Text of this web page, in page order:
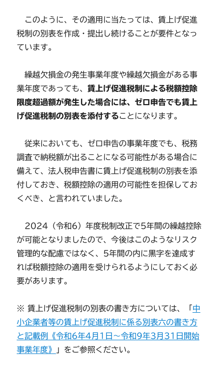
このように、その適用に当たっては、賃上げ促進
税制の別表を作成・提出し続けることが要件となっ
ています。
繰越欠損金の発生事業年度や繰越欠損金がある事
業年度であっても、賃上げ促進税制による税額控除
限度超過額が発生した場合には、ゼロ申告でも賃上
げ促進税制の別表を添付することになります。
従来においても、ゼロ申告の事業年度でも、税務
調査で納税額が出ることになる可能性がある場合に
備えて、法人税申告書に賃上げ促進税制の別表を添
付しておき、税額控除の適用の可能性を担保してお
くべき、と言われていました。
2024（令和6）年度税制改正で5年間の繰越控除
が可能となりましたので、今後はこのようなリスク
管理的な配慮ではなく、5年間の内に黒字を達成す
れば税額控除の適用を受けられるようにしておく必
要があります。
※ 賃上げ促進税制の別表の書き方については、「 中
小企業者等の賃上げ促進税制に係る別表六の書き方
と記載例《令和6年4月1日～令和9年3月31日開始
事業年度》
」をご参照ください。